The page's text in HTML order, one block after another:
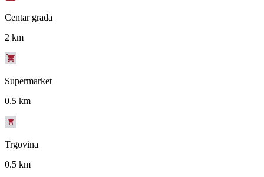
Centar grada
2 km
Supermarket
0.5 km
Trgovina
0.5 km